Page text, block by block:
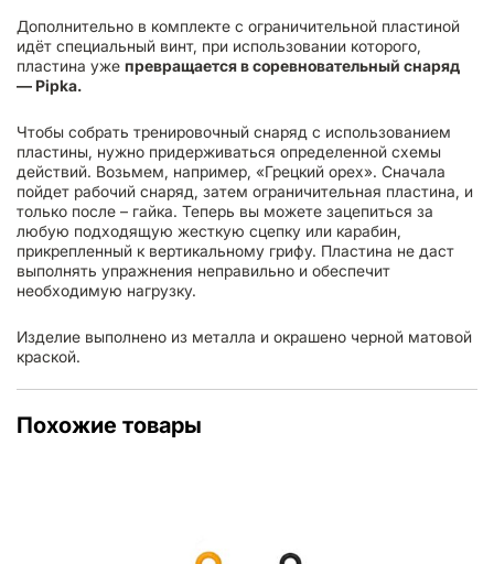
Дополнительно в комплекте с ограничительной пластиной
идёт специальный винт, при использовании которого,
пластина уже превращается в соревновательный снаряд
— Pipka.
Чтобы собрать тренировочный снаряд с использованием
пластины, нужно придерживаться определенной схемы
действий. Возьмем, например, «Грецкий орех». Сначала
пойдет рабочий снаряд, затем ограничительная пластина, и
только после – гайка. Теперь вы можете зацепиться за
любую подходящую жесткую сцепку или карабин,
прикрепленный к вертикальному грифу. Пластина не даст
выполнять упражнения неправильно и обеспечит
необходимую нагрузку.
Изделие выполнено из металла и окрашено черной матовой
краской.
Похожие товары